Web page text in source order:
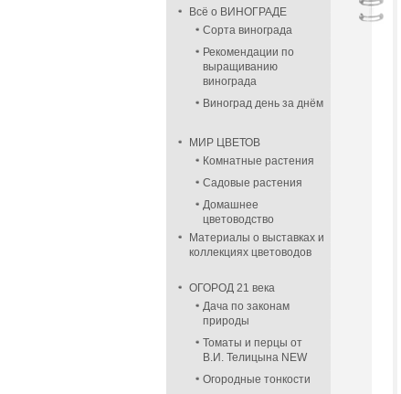
Всё о ВИНОГРАДЕ
Сорта винограда
Рекомендации по
выращиванию
винограда
Виноград день за днём
МИР ЦВЕТОВ
Комнатные растения
Садовые растения
Домашнее
цветоводство
Материалы о выставках и
коллекциях цветоводов
ОГОРОД 21 века
Дача по законам
природы
Томаты и перцы от
В.И. Телицына NEW
Огородные тонкости